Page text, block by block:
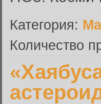
Категория:
Количество